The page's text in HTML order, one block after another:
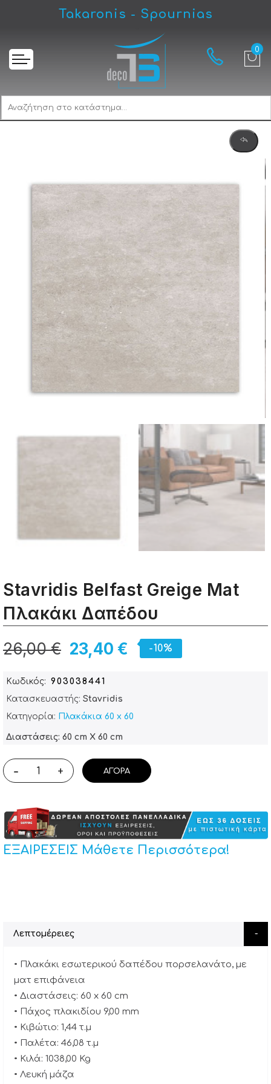
Takaronis - Spournias
Stavridis Belfast Greige Mat Πλακάκι Δαπέδου
Stavridis Belfast Greige Mat
Πλακάκι Δαπέδου
23,40 €
26,00 € -10%
Κωδικός
903038441
Κατασκευαστής: Stavridis
Κατηγορία: Πλακάκια 60 x 60
Διαστάσεις: 60 cm X 60 cm
- + ΑΓΟΡΆ
ΕΞΑΙΡΕΣΕΙΣ Μάθετε Περισσότερα!
Λεπτομέρειες
• Πλακάκι εσωτερικού δαπέδου πορσελανάτο, με
ματ επιφάνεια
• Διαστάσεις: 60 x 60 cm
• Πάχος πλακιδίου 9,00 mm
• Κιβώτιο: 1,44 τ.μ
• Παλέτα: 46,08 τ.μ
• Κιλά: 1038,00 Kg
• Λευκή μάζα